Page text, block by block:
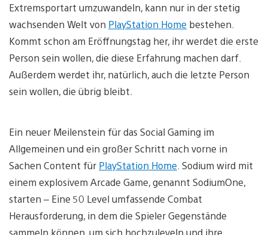
Extremsportart umzuwandeln, kann nur in der stetig
wachsenden Welt von PlayStation Home bestehen.
Kommt schon am Eröffnungstag her, ihr werdet die erste
Person sein wollen, die diese Erfahrung machen darf.
Außerdem werdet ihr, natürlich, auch die letzte Person
sein wollen, die übrig bleibt.
Ein neuer Meilenstein für das Social Gaming im
Allgemeinen und ein großer Schritt nach vorne in
Sachen Content für PlayStation Home . Sodium wird mit
einem explosivem Arcade Game, genannt SodiumOne,
starten – Eine 50 Level umfassende Combat
Herausforderung, in dem die Spieler Gegenstände
sammeln können, um sich hochzuleveln und ihre